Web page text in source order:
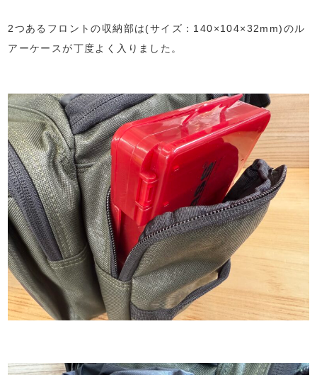
2つあるフロントの収納部は(サイズ：140×104×32mm)のル
アーケースが丁度よく入りました。